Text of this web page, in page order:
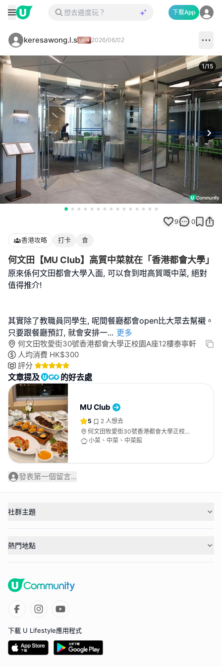
下載App
keresawong.l.s 2026/06/02
1/15
9 0
香港攻略 打卡 食
何文田【MU Club】高質中菜就在「香港都會大學」
原來係何文田都會大學入面, 可以食到咁高質嘅中菜, 絕對
值得推介!
其實除了教職員同學生, 呢間餐廳都會open比大眾去幫襯。
只要跟餐廳預訂, 就會安排一... 更多
何文田牧愛街30號香港都會大學正校園A座12樓泰寧軒
人均消費 HK$300
評分
文章提及 的好去處
MU Club
5 2 人想去
何文田牧愛街30號香港都會大學正校園
A座12樓泰寧軒
小菜、中菜、中菜館
發表第一個留言...
社群主題
熱門地點
下載 U Lifestyle應用程式